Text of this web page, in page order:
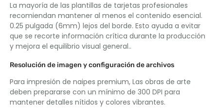
La mayoría de las plantillas de tarjetas profesionales
recomiendan mantener al menos el contenido esencial.
0.25 pulgada (6mm) lejos del borde. Esto ayuda a evitar
que se recorte información crítica durante la producción
y mejora el equilibrio visual general..
Resolución de imagen y configuración de archivos
Para impresión de naipes premium, Las obras de arte
deben prepararse con un mínimo de 300 DPI para
mantener detalles nítidos y colores vibrantes.